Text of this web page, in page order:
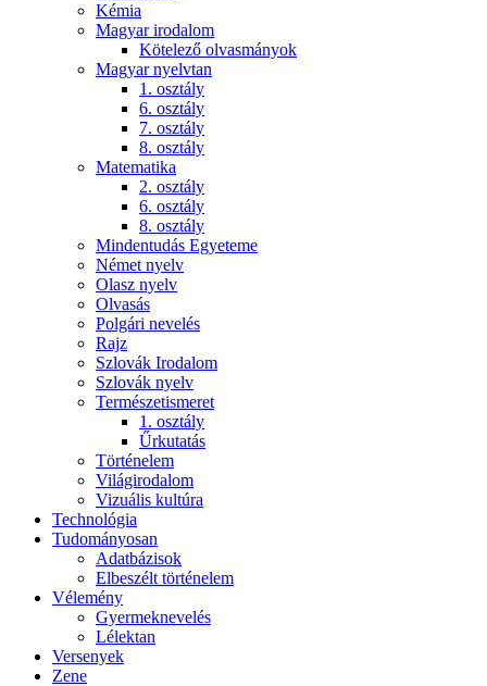
Kémia
Magyar irodalom
Kötelező olvasmányok
Magyar nyelvtan
1. osztály
6. osztály
7. osztály
8. osztály
Matematika
2. osztály
6. osztály
8. osztály
Mindentudás Egyeteme
Német nyelv
Olasz nyelv
Olvasás
Polgári nevelés
Rajz
Szlovák Irodalom
Szlovák nyelv
Természetismeret
1. osztály
Űrkutatás
Történelem
Világirodalom
Vizuális kultúra
Technológia
Tudományosan
Adatbázisok
Elbeszélt történelem
Vélemény
Gyermeknevelés
Lélektan
Versenyek
Zene